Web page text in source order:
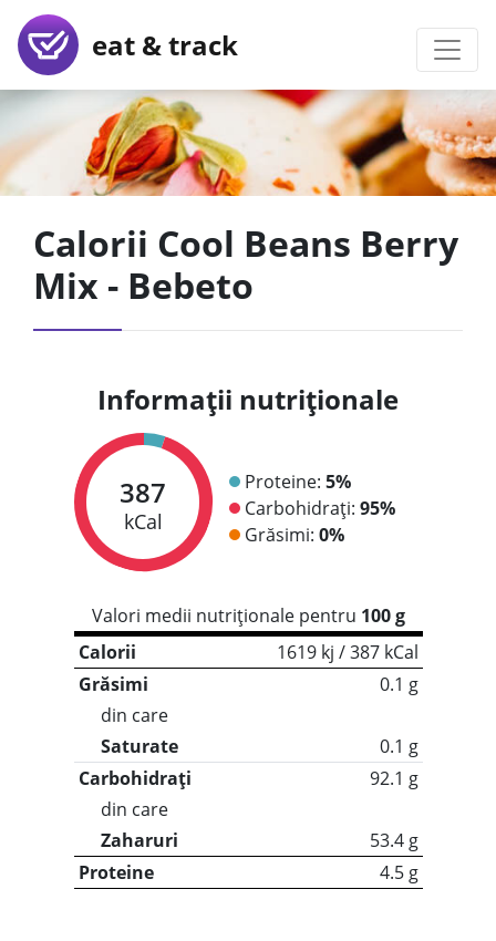
eat & track
Calorii Cool Beans Berry
Mix - Bebeto
Informații nutriționale
387
kCal
Proteine: 5%
Carbohidrați: 95%
Grăsimi: 0%
Valori medii nutriționale pentru 100 g
Calorii
1619 kj / 387 kCal
Grăsimi
0.1 g
din care
Saturate
0.1 g
Carbohidrați
92.1 g
din care
Zaharuri
53.4 g
Proteine
4.5 g